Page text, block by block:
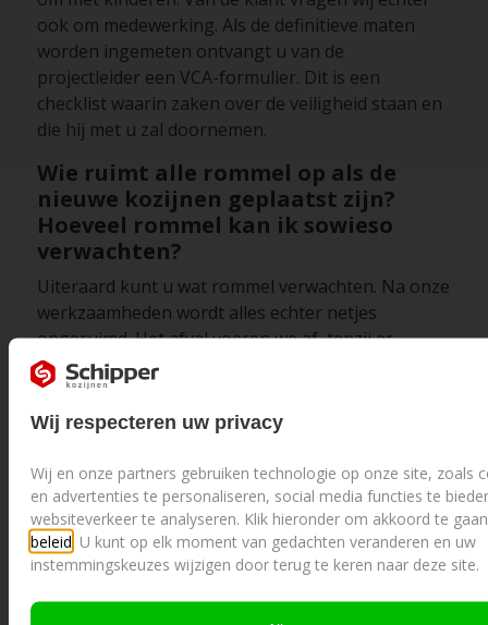
ook om medewerking. Als de definitieve maten
worden ingemeten ontvangt u van de
projectleider een VCA-formulier. Dit is een
checklist waarin zaken over de veiligheid staan en
die hij met u zal doornemen.
Wie ruimt alle rommel op als de
nieuwe kozijnen geplaatst zijn?
Hoeveel rommel kan ik sowieso
verwachten?
Uiteraard kunt u wat rommel verwachten. Na onze
werkzaamheden wordt alles echter netjes
opgeruimd. Het afval voeren we af, tenzij er
dingen zijn die we niet mee mogen nemen, zoals
asbesthoudende materialen. Wat we niet kunnen
voorkomen is stof, dus als we weg zijn zult u dat
Hoeveel koffie moet ik aanbieden en
verwachten de monteurs ook een
lunch?
We worden natuurlijk graag verwend, maar koffie
of thee bij onze pauzes is voldoende. Een broodje
Wij respecteren uw privacy
Wij en onze partners gebruiken technologie op onze site, zoals
en advertenties te personaliseren, social media functies te
websiteverkeer te analyseren. Klik hieronder om akkoord te
beleid . U kunt op elk moment van gedachten veranderen en uw
instemmingskeuzes wijzigen door terug te keren naar deze site.